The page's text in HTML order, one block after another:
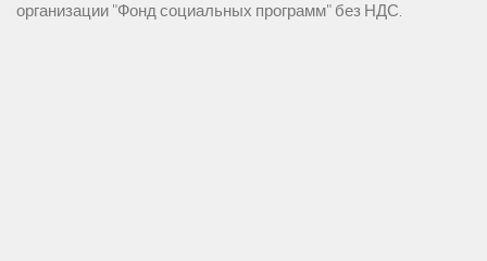
организации "Фонд социальных программ" без НДС.